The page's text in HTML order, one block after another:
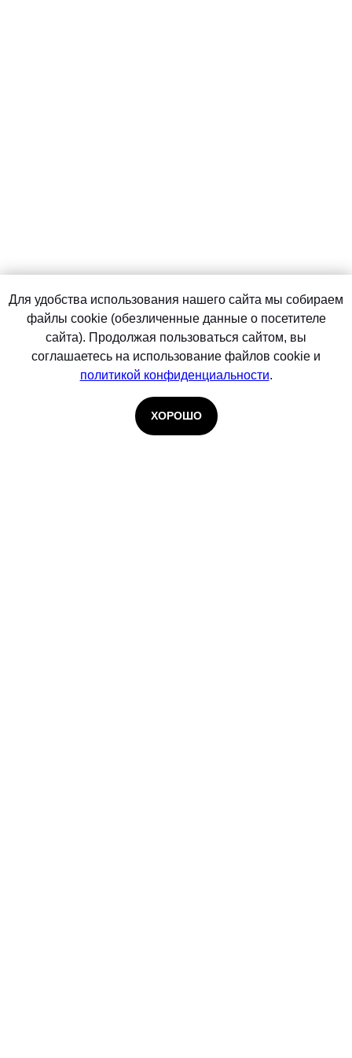
Для удобства использования нашего сайта мы собираем
файлы cookie (обезличенные данные о посетителе
сайта). Продолжая пользоваться сайтом, вы
соглашаетесь на использование файлов cookie и
политикой конфиденциальности.
ХОРОШО